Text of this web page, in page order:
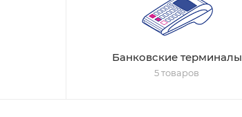
Банковские терминалы
5 товаров